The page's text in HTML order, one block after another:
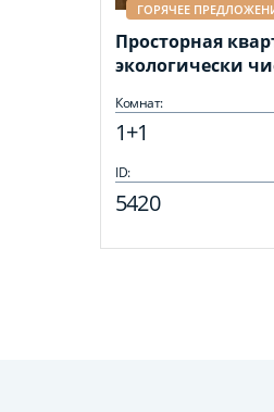
ГОРЯЧЕЕ
Просторная
экологически
Комнат:
1+1
ID:
5420